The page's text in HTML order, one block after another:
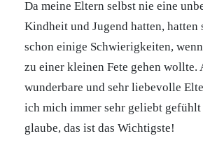
Da meine Eltern selbst nie eine
Kindheit und Jugend hatten, hatten
schon einige Schwierigkeiten,
zu einer kleinen Fete gehen wollte.
wunderbare und sehr liebevolle
ich mich immer sehr geliebt
glaube, das ist das Wichtigste!